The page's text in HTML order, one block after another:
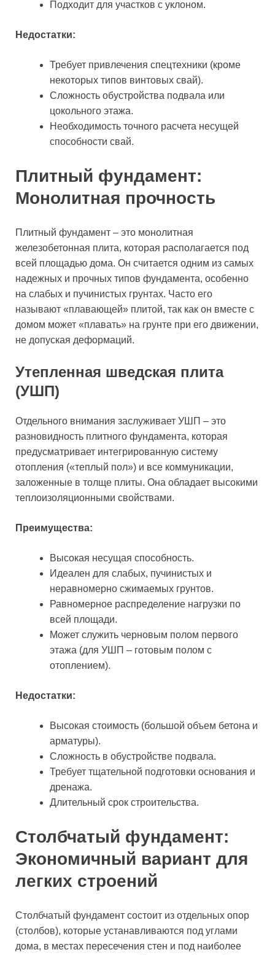
Подходит для участков с уклоном.
Недостатки:
Требует привлечения спецтехники (кроме
некоторых типов винтовых свай).
Сложность обустройства подвала или
цокольного этажа.
Необходимость точного расчета несущей
способности свай.
Плитный фундамент:
Монолитная прочность
Плитный фундамент – это монолитная
железобетонная плита, которая располагается под
всей площадью дома. Он считается одним из самых
надежных и прочных типов фундамента, особенно
на слабых и пучинистых грунтах. Часто его
называют «плавающей» плитой, так как он вместе с
домом может «плавать» на грунте при его движении,
не допуская деформаций.
Утепленная шведская плита
(УШП)
Отдельного внимания заслуживает УШП – это
разновидность плитного фундамента, которая
предусматривает интегрированную систему
отопления («теплый пол») и все коммуникации,
заложенные в толще плиты. Она обладает высокими
теплоизоляционными свойствами.
Преимущества:
Высокая несущая способность.
Идеален для слабых, пучинистых и
неравномерно сжимаемых грунтов.
Равномерное распределение нагрузки по
всей площади.
Может служить черновым полом первого
этажа (для УШП – готовым полом с
отоплением).
Недостатки:
Высокая стоимость (большой объем бетона и
арматуры).
Сложность в обустройстве подвала.
Требует тщательной подготовки основания и
дренажа.
Длительный срок строительства.
Столбчатый фундамент:
Экономичный вариант для
легких строений
Столбчатый фундамент состоит из отдельных опор
(столбов), которые устанавливаются под углами
дома, в местах пересечения стен и под наиболее